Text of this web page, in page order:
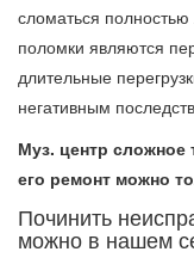
сломаться
поломки являются
длительные
негативным
Муз. центр сложное
его ремонт можно
Починить
можно в нашем